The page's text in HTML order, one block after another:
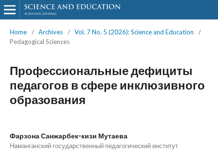
Home / Archives / Vol. 7 No. 5 (2026): Science and Education
/
Pedagogical Sciences
Профессиональные дефициты
педагогов в сфере инклюзивного
образования
Фарзона Санжарбек-кизи Мутаева
Наманганский государственный педагогический институт